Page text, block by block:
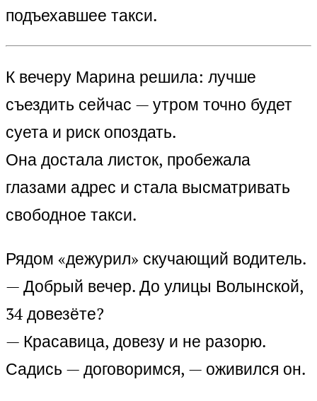
подъехавшее такси.
К вечеру Марина решила: лучше
съездить сейчас — утром точно будет
суета и риск опоздать.
Она достала листок, пробежала
глазами адрес и стала высматривать
свободное такси.
Рядом «дежурил» скучающий водитель.
— Добрый вечер. До улицы Волынской,
34 довезёте?
— Красавица, довезу и не разорю.
Садись — договоримся, — оживился он.